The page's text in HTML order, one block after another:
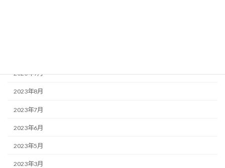
2023年9月
2023年8月
2023年7月
2023年6月
2023年5月
2023年3月